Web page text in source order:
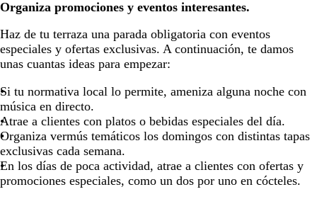
Organiza promociones y eventos interesantes.
Haz de tu terraza una parada obligatoria con eventos
especiales y ofertas exclusivas. A continuación, te damos
unas cuantas ideas para empezar:
Si tu normativa local lo permite, ameniza alguna noche con
música en directo.
Atrae a clientes con platos o bebidas especiales del día.
Organiza vermús temáticos los domingos con distintas tapas
exclusivas cada semana.
En los días de poca actividad, atrae a clientes con ofertas y
promociones especiales, como un dos por uno en cócteles.